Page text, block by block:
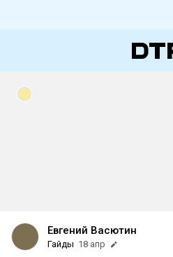
Евгений Васютин
Гайды 18 апр